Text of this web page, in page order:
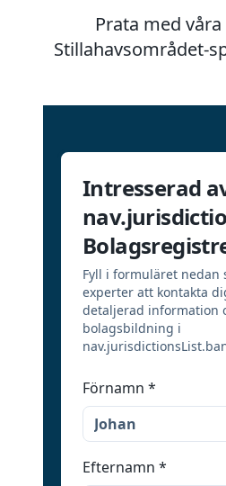
Prata med
Stillahavsområdet-
Intresserad
Fyll i formuläret nedan
experter att kontakta
detaljerad information
bolagsbildning i
Förnamn *
Efternamn *